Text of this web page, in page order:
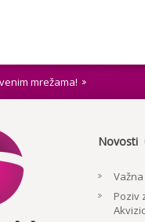
mrežama!
Novosti
Poziv